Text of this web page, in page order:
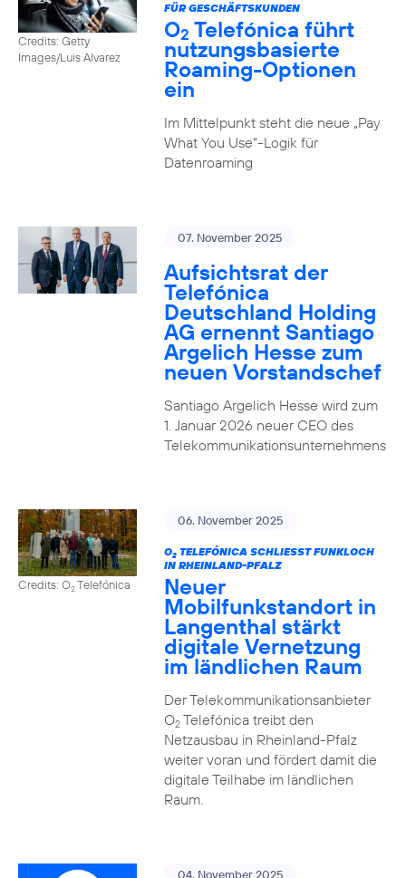
Credits: Getty
Images/Luis Alvarez
FÜR GESCHÄFTSKUNDEN
O2 Telefónica führt
nutzungs­basierte
Roaming-Optionen
ein
Im Mittelpunkt steht die neue „Pay
What You Use“-Logik für
Datenroaming
07. November 2025
Aufsichtsrat der
Telefónica
Deutschland Holding
AG ernennt Santiago
Argelich Hesse zum
neuen Vorstandschef
Santiago Argelich Hesse wird zum
1. Januar 2026 neuer CEO des
Telekommunikationsunternehmens
Credits: O2Telefónica
06. November 2025
O2TELEFÓNICA SCHLIESST FUNKLOCH I
N RHEINLAND-PFALZ
Neuer
Mobilfunkstandort in
Langenthal stärkt
digitale Vernetzung
im ländlichen Raum
Der Telekommunikationsanbieter
O2Telefónica treibt den
Netzausbau in Rheinland-Pfalz
weiter voran und fördert damit die
digitale Teilhabe im ländlichen
Raum.
04. November 2025